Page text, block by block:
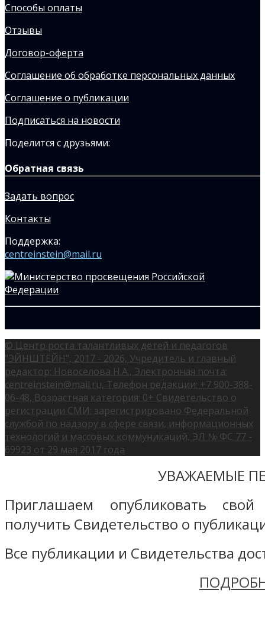
Способы оплаты
Отзывы
Договор-оферта
Соглашение об обработке персональных данных
Соглашение о публикации
Подписаться на новости
Поделится с друзьями:
Обратная связь
Задать вопрос
Контакты
Поддержка:
centreinstein@mail.ru
© Центр роста талантливых детей и педагогов
"ЭЙНШТЕЙН", 2017 - 2026, Учредитель и главный
редактор: Новоселова Н.А., Электронная почта:
centreinstein@mail.ru, Телефон редакции: +7 900-388-
06-48, Возрастная категория: 0+ Свидетельство о
регистрации СМИ: зарегистрировано Федеральной
службой по надзору в сфере связи, информационных
технологий и массовых коммуникаций, ЭЛ № ФС 77 -
69923 от 29 мая 2017 года
УВАЖАЕМЫЕ
Приглашаем опубликовать
получить Свидетельство о
Все публикации и Свидетельства